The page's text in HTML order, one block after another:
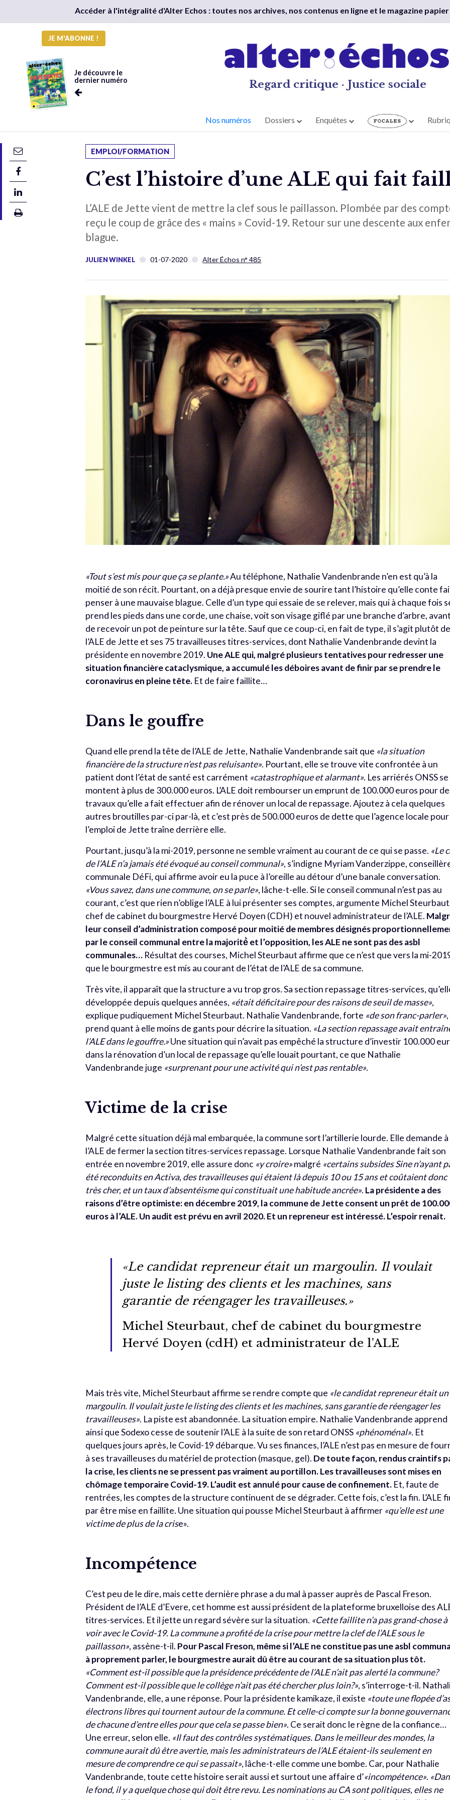
Accéder à l'intégralité d'Alter Echos : toutes nos archives, nos contenus en ligne et le magazine papier
JE M'ABONNE !
Je découvre le
dernier numéro
Regard critique · Justice sociale
Nos numéros Dossiers Enquêtes
EMPLOI/FORMATION
C’est l’histoire d’une ALE qui fait
L’ALE de Jette vient de mettre la clef sous le paillasson. Plombée par des
reçu le coup de grâce des « mains » Covid-19. Retour sur une descente aux
blague.
JULIEN WINKEL 01-07-2020 Alter Échos n° 485
«Tout s’est mis pour que ça se plante.»Au téléphone, Nathalie Vandenbrande n’en est qu’à la
moitié de son récit. Pourtant, on a déjà presque envie de sourire tant l’histoire qu’elle conte
penser à une mauvaise blague. Celle d’un type qui essaie de se relever, mais qui à chaque fois
prend les pieds dans une corde, une chaise, voit son visage giflé par une branche d’arbre, avant
de recevoir un pot de peinture sur la tête. Sauf que ce coup-ci, en fait de type, il s’agit plutôt de
l’ALE de Jette et ses 75 travailleuses titres-services, dont Nathalie Vandenbrande devint la
présidente en novembre 2019. Une ALE qui, malgré plusieurs tentatives pour redresser une
situation financière cataclysmique, a accumulé les déboires avant de finir par se prendre le
coronavirus en pleine tête. Et de faire faillite…
Dans le gouffre
Quand elle prend la tête de l’ALE de Jette, Nathalie Vandenbrande sait que «la situation
financière de la structure n’est pas reluisante». Pourtant, elle se trouve vite confrontée à un
patient dont l’état de santé est carrément «catastrophique et alarmant». Les arriérés ONSS se
montent à plus de 300.000 euros. L’ALE doit rembourser un emprunt de 100.000 euros pour
travaux qu’elle a fait effectuer afin de rénover un local de repassage. Ajoutez à cela quelques
autres broutilles par-ci par-là, et c’est près de 500.000 euros de dette que l’agence locale pour
l’emploi de Jette traîne derrière elle.
Pourtant, jusqu’à la mi-2019, personne ne semble vraiment au courant de ce qui se passe. «Le
de l’ALE n’a jamais été évoqué au conseil communal», s’indigne Myriam Vanderzippe,
communale DéFi, qui affirme avoir eu la puce à l’oreille au détour d’une banale conversation.
«Vous savez, dans une commune, on se parle», lâche-t-elle. Si le conseil communal n’est pas au
courant, c’est que rien n’oblige l’ALE à lui présenter ses comptes, argumente Michel
chef de cabinet du bourgmestre Hervé Doyen (CDH) et nouvel administrateur de l’ALE.
leur conseil d’administration composé pour moitié de membres désignés
par le conseil communal entre la majorité́ et l’opposition, les ALE ne sont pas des asbl
communales… Résultat des courses, Michel Steurbaut affirme que ce n’est que vers la mi-
que le bourgmestre est mis au courant de l’état de l’ALE de sa commune.
Très vite, il apparaît que la structure a vu trop gros. Sa section repassage titres-services,
développée depuis quelques années, «était déficitaire pour des raisons de seuil de masse»,
explique pudiquement Michel Steurbaut. Nathalie Vandenbrande, forte «de son franc-parler»,
prend quant à elle moins de gants pour décrire la situation. «La section repassage avait
l’ALE dans le gouffre.»Une situation qui n’avait pas empêché la structure d’investir 100.000
dans la rénovation d’un local de repassage qu’elle louait pourtant, ce que Nathalie
Vandenbrande juge «surprenant pour une activité qui n’est pas rentable».
Victime de la crise
Malgré cette situation déjà mal embarquée, la commune sort l’artillerie lourde. Elle demande à
l’ALE de fermer la section titres-services repassage. Lorsque Nathalie Vandenbrande fait son
entrée en novembre 2019, elle assure donc «y croire»malgré «certains subsides Sine n’ayant
été reconduits en Activa, des travailleuses qui étaient là depuis 10 ou 15 ans et coûtaient donc
très cher, et un taux d’absentéisme qui constituait une habitude ancrée». La présidente a des
raisons d’être optimiste: en décembre 2019, la commune de Jette consent un prêt de
euros à l’ALE. Un audit est prévu en avril 2020. Et un repreneur est intéressé. L’espoir renaît.
«Le candidat repreneur était un margoulin. Il voulait
juste le listing des clients et les machines, sans
garantie de réengager les travailleuses.»
Michel Steurbaut, chef de cabinet du bourgmestre
Hervé Doyen (cdH) et administrateur de l’ALE
Mais très vite, Michel Steurbaut affirme se rendre compte que «le candidat repreneur était un
margoulin. Il voulait juste le listing des clients et les machines, sans garantie de réengager les
travailleuses». La piste est abandonnée. La situation empire. Nathalie Vandenbrande apprend
ainsi que Sodexo cesse de soutenir l’ALE à la suite de son retard ONSS «phénoménal». Et
quelques jours après, le Covid-19 débarque. Vu ses finances, l’ALE n’est pas en mesure de
à ses travailleuses du matériel de protection (masque, gel). De toute façon, rendus craintifs
la crise, les clients ne se pressent pas vraiment au portillon. Les travailleuses sont mises en
chômage temporaire Covid-19. L’audit est annulé pour cause de confinement. Et, faute de
rentrées, les comptes de la structure continuent de se dégrader. Cette fois, c’est la fin. L’ALE
par être mise en faillite. Une situation qui pousse Michel Steurbaut à affirmer «qu’elle est une
victime de plus de la crise».
Incompétence
C’est peu de le dire, mais cette dernière phrase a du mal à passer auprès de Pascal Freson.
Président de l’ALE d’Evere, cet homme est aussi président de la plateforme bruxelloise des
titres-services. Et il jette un regard sévère sur la situation. «Cette faillite n’a pas grand-chose à
voir avec le Covid-19. La commune a profité de la crise pour mettre la clef de l’ALE sous le
paillasson», assène-t-il. Pour Pascal Freson, même si l’ALE ne constitue pas une asbl
à proprement parler, le bourgmestre aurait dû être au courant de sa situation plus tôt.
«Comment est-il possible que la présidence précédente de l’ALE n’ait pas alerté la commune?
Comment est-il possible que le collège n’ait pas été chercher plus loin?», s’interroge-t-il.
Vandenbrande, elle, a une réponse. Pour la présidente kamikaze, il existe «toute une flopée
électrons libres qui tournent autour de la commune. Et celle-ci compte sur la bonne
de chacune d’entre elles pour que cela se passe bien». Ce serait donc le règne de la confiance…
Une erreur, selon elle. «Il faut des contrôles systématiques.Dans le meilleur des mondes, la
commune aurait dû être avertie, mais les administrateurs de l’ALE étaient-ils seulement en
mesure de comprendre ce qui se passait», lâche-t-elle comme une bombe. Car, pour Nathalie
Vandenbrande, toute cette histoire serait aussi et surtout une affaire d’«incompétence».
le fond, il y a quelque chose qui doit être revu. Les nominations au CA sont politiques, elles ne